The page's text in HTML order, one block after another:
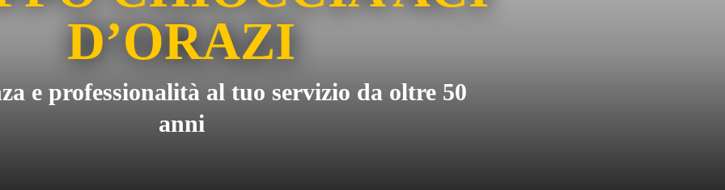
D’ORAZI
e professionalità al tuo servizio da oltre 50
anni